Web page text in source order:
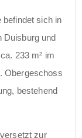
befindet sich in
Duisburg und
233 m² im
Obergeschoss
bestehend
zur